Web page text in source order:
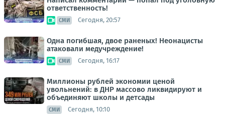
ответственность!
СМИ Сегодня, 20:57
Одна погибшая, двое раненых! Неонацисты
атаковали медучреждение!
СМИ Сегодня, 16:17
Миллионы рублей экономии ценой
увольнений: в ДНР массово ликвидируют и
объединяют школы и детсады
СМИ Сегодня, 10:10